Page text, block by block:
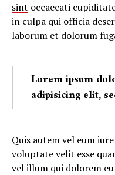
sint occaecati
in culpa qui officia
laborum et dolorum
Lorem ipsum
adipisicing elit,
Quis autem vel eum
voluptate velit esse
vel illum qui dolorem